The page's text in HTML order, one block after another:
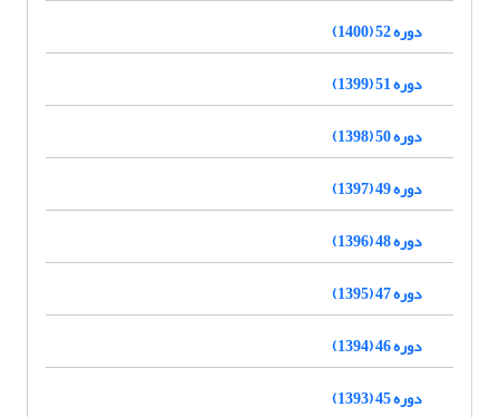
دوره 52 (1400)
دوره 51 (1399)
دوره 50 (1398)
دوره 49 (1397)
دوره 48 (1396)
دوره 47 (1395)
دوره 46 (1394)
دوره 45 (1393)